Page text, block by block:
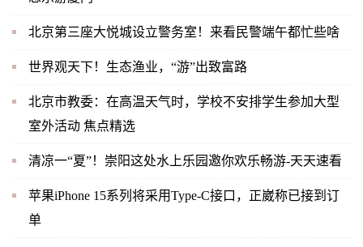
北京第三座大悦城设立警务室！来看民警端午都忙些啥
世界观天下！生态渔业，“游”出致富路
北京市教委：在高温天气时，学校不安排学生参加大型
室外活动 焦点精选
清凉一“夏”！崇阳这处水上乐园邀你欢乐畅游-天天速看
苹果iPhone 15系列将采用Type-C接口，正崴称已接到订
单